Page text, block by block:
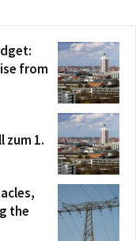
from
zum 1.
the